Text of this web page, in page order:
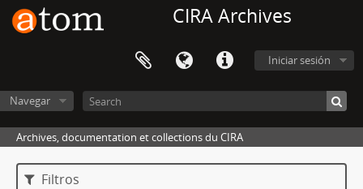
CIRA Archives
Iniciar sesión
Navegar
Archives, documentation et collections du CIRA
Filtros